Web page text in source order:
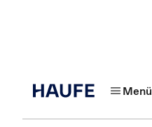
Menü